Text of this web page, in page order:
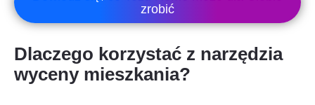
zrobić
Dlaczego korzystać z narzędzia
wyceny mieszkania?